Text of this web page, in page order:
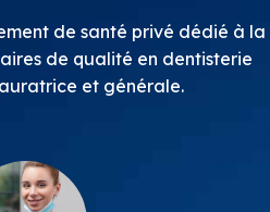
de santé privé dédié à la
de qualité en dentisterie
et générale.